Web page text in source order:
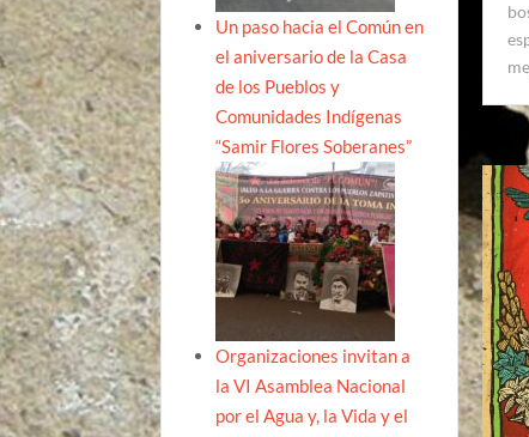
Un paso hacia el Común en
el aniversario de la Casa
de los Pueblos y
Comunidades Indígenas
“Samir Flores Soberanes”
Organizaciones invitan a
la VI Asamblea Nacional
por el Agua y, la Vida y el